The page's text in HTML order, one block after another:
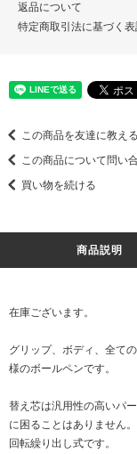
返品について
特定商取引法に基づく
この商品を友達に教える
この商品について問い
買い物を続ける
商品説明
在庫ございます。
グリップ、ボディ、全て
様のボールペンです。
替え芯は汎用性の高いパ
に困ることはありません。
回転繰り出し式です。